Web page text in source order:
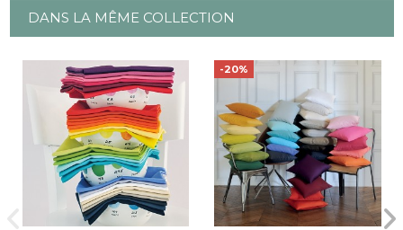
DANS LA MÊME COLLECTION
-20%